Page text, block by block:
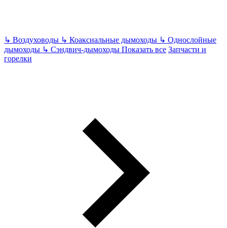
↳ Воздуховоды ↳ Коаксиальные дымоходы ↳ Однослойные
дымоходы ↳ Сэндвич-дымоходы Показать все Запчасти и
горелки